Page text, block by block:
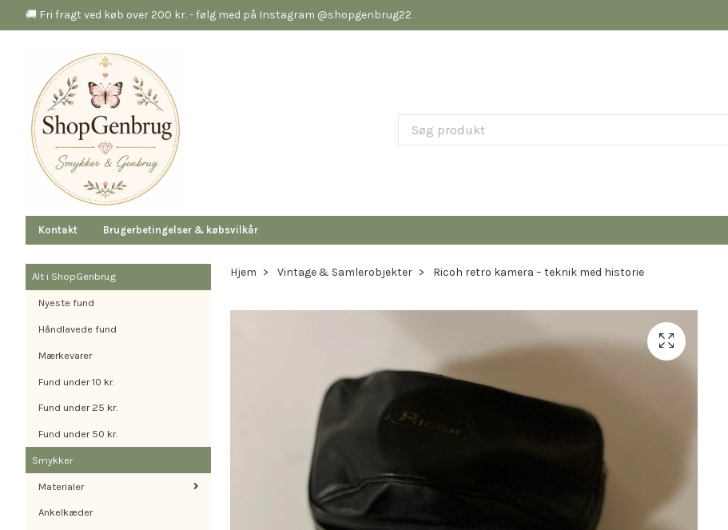
🚚 Fri fragt ved køb over 200 kr. - følg med på Instagram @shopgenbrug22
Kontakt Brugerbetingelser & købsvilkår
Alt i ShopGenbrug
Nyeste fund
Håndlavede fund
Mærkevarer
Fund under 10 kr.
Fund under 25 kr.
Fund under 50 kr.
Smykker
Materialer
Ankelkæder
Hjem Vintage & Samlerobjekter Ricoh retro kamera – teknik med historie